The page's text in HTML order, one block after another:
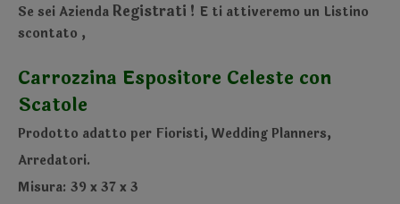
Se sei Azienda Registrati ! E ti attiveremo un Listino
scontato ,
Carrozzina Espositore Celeste con
Scatole
Prodotto adatto per Fioristi, Wedding Planners,
Arredatori.
Misura: 39 x 37 x 3